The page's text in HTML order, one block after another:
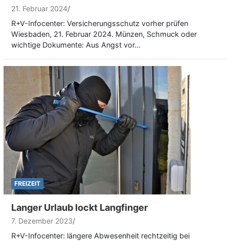
21. Februar 2024
R+V-Infocenter: Versicherungsschutz vorher prüfen
Wiesbaden, 21. Februar 2024. Münzen, Schmuck oder
wichtige Dokumente: Aus Angst vor…
FREIZEIT
Langer Urlaub lockt Langfinger
7. Dezember 2023
R+V-Infocenter: längere Abwesenheit rechtzeitig bei